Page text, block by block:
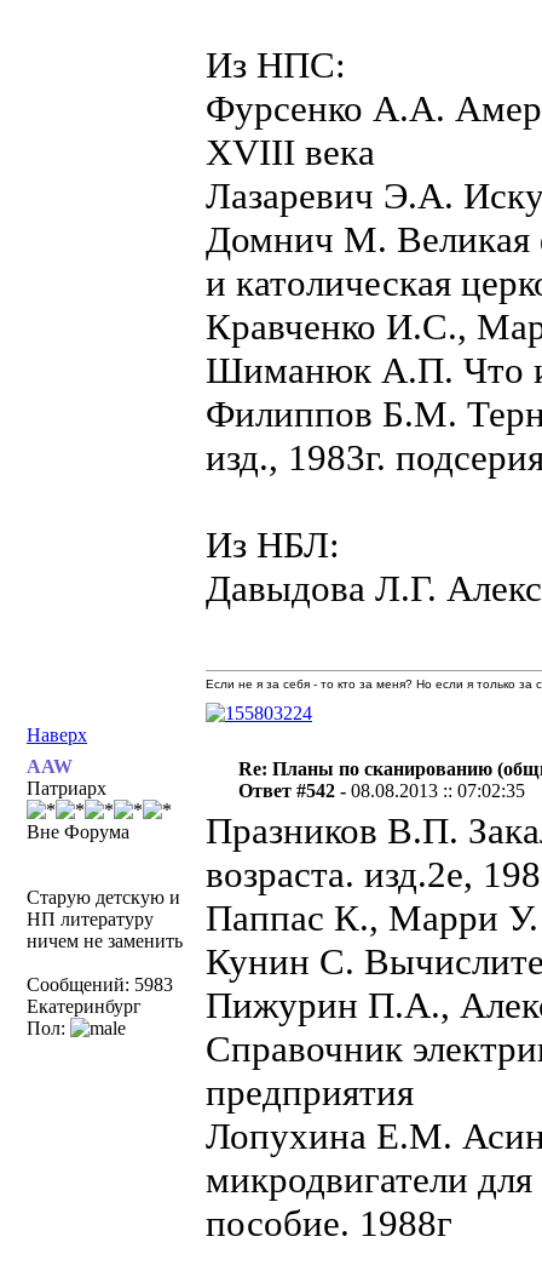
Из НПС:
Фурсенко А.А.
XVIII века
Лазаревич Э.А.
Домнич М. Великая
и католическая
Кравченко И.С.,
Шиманюк А.П. Что и
Филиппов Б.М.
изд., 1983г.
Из НБЛ:
Давыдова Л.Г.
Наверх
Если не я за себя - то кто за меня? Но если я только
AAW
Патриарх
Вне Форума
Старую детскую и
НП литературу
ничем не заменить
Сообщений: 5983
Екатеринбург
Пол:
Re: Планы по сканированию
Ответ #542 -08.08.2013 :: 07:02:35
Празников В.П.
возраста. изд.2е,
Паппас К., Марри
Кунин С.
Пижурин П.А.,
Справочник
предприятия
Лопухина Е.М.
микродвигатели
пособие. 1988г